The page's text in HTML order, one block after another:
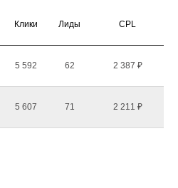
Клики Лиды CPL
5 592 62 2 387 ₽
5 607 71 2 211 ₽